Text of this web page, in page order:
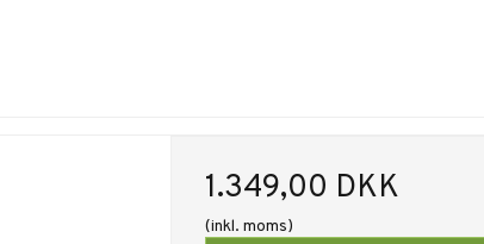
1.349,00 DKK
(inkl. moms)